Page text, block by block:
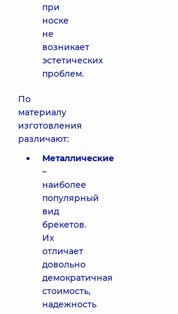
при
носке
не
возникает
эстетических
проблем.
По
материалу
изготовления
различают:
Металлические
–
наиболее
популярный
вид
брекетов.
Их
отличает
довольно
демократичная
стоимость,
надежность